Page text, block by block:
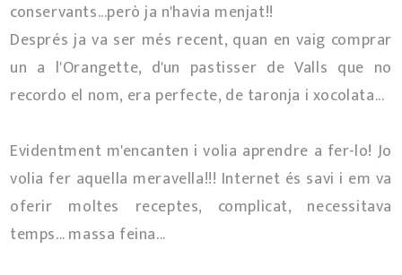
conservants...però ja n'havia menjat!!
Després ja va ser més recent, quan en vaig comprar
un a l'Orangette, d'un pastisser de Valls que no
recordo el nom, era perfecte, de taronja i xocolata...
Evidentment m'encanten i volia aprendre a fer-lo! Jo
volia fer aquella meravella!!! Internet és savi i em va
oferir moltes receptes, complicat, necessitava
temps... massa feina...